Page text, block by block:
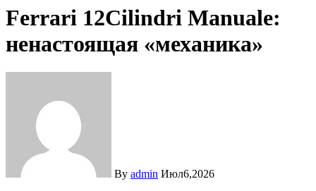
Ferrari 12Cilindri Manuale:
ненастоящая «механика»
By admin Июл6,2026